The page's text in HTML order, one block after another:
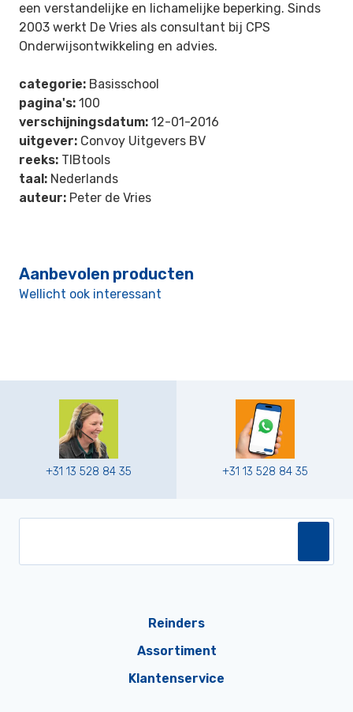
een verstandelijke en lichamelijke beperking. Sinds
2003 werkt De Vries als consultant bij CPS
Onderwijsontwikkeling en advies.
categorie: Basisschool
pagina's: 100
verschijningsdatum: 12-01-2016
uitgever: Convoy Uitgevers BV
reeks: TIBtools
taal: Nederlands
auteur: Peter de Vries
Aanbevolen producten
Wellicht ook interessant
+31 13 528 84 35 +31 13 528 84 35
Reinders
Assortiment
Klantenservice